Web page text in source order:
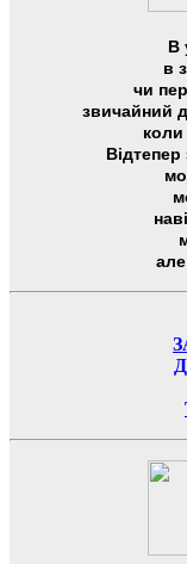
В
в
чи
звичайний
коли